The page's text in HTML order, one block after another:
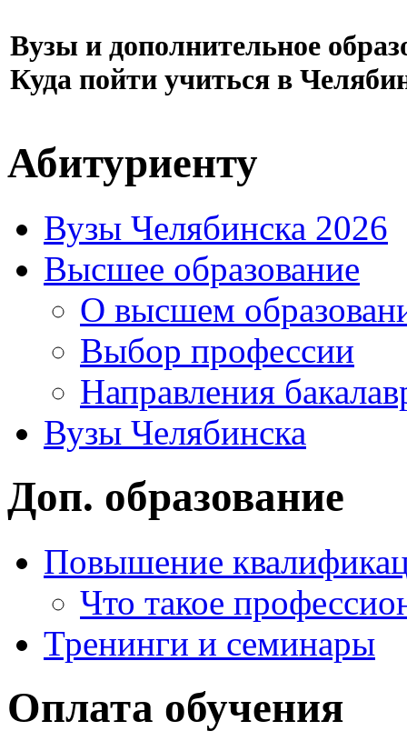
Вузы и дополнительное
Куда пойти учиться в
Абитуриенту
Вузы Челябинска 2026
Высшее образование
О высшем
Выбор профессии
Направления
Вузы Челябинска
Доп. образование
Повышение
Что такое
Тренинги и семинары
Оплата обучения